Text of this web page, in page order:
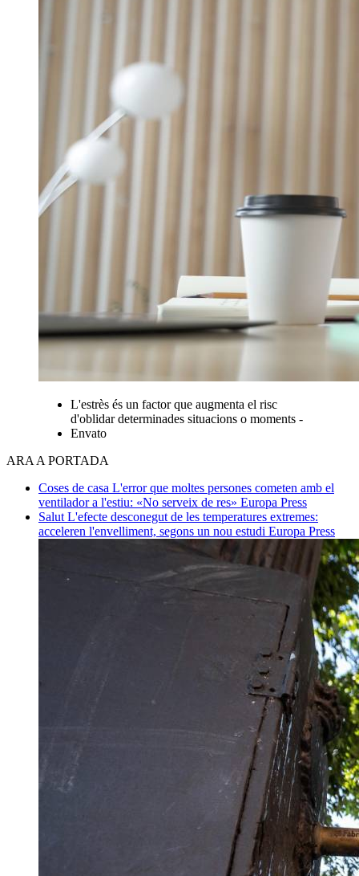
L'estrès és un factor que augmenta el risc
d'oblidar determinades situacions o moments -
Envato
ARA A PORTADA
Coses de casa L'error que moltes persones cometen amb el
ventilador a l'estiu: «No serveix de res» Europa Press
Salut L'efecte desconegut de les temperatures extremes:
acceleren l'envelliment, segons un nou estudi Europa Press